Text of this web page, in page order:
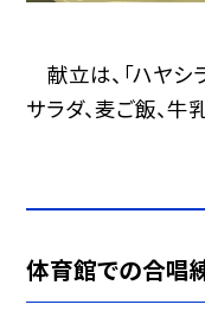
献立は、「ハヤシ
サラダ、麦ご飯、牛
体育館での合唱